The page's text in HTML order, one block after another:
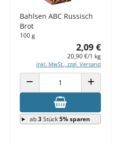
Bahlsen ABC Russisch
Brot
100 g
2,09 €
20,90 €/1 kg
inkl. MwSt., zzgl. Versand
ANZAHL VERRINGERN ANZAHL ERHÖHEN
ab3Stück5% sparen